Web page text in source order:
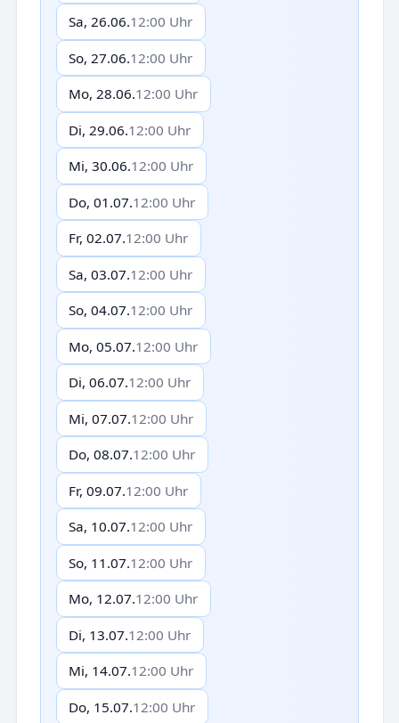
Sa, 26.06.12:00 Uhr
So, 27.06.12:00 Uhr
Mo, 28.06.12:00 Uhr
Di, 29.06.12:00 Uhr
Mi, 30.06.12:00 Uhr
Do, 01.07.12:00 Uhr
Fr, 02.07.12:00 Uhr
Sa, 03.07.12:00 Uhr
So, 04.07.12:00 Uhr
Mo, 05.07.12:00 Uhr
Di, 06.07.12:00 Uhr
Mi, 07.07.12:00 Uhr
Do, 08.07.12:00 Uhr
Fr, 09.07.12:00 Uhr
Sa, 10.07.12:00 Uhr
So, 11.07.12:00 Uhr
Mo, 12.07.12:00 Uhr
Di, 13.07.12:00 Uhr
Mi, 14.07.12:00 Uhr
Do, 15.07.12:00 Uhr